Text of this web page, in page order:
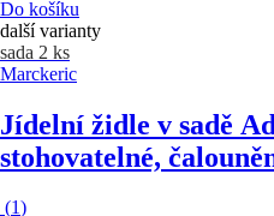
Do košíku
další varianty
sada 2 ks
Marckeric
Jídelní židle v sadě
stohovatelné,
(1)